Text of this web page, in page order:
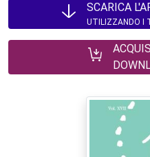
SCARICA
UTILIZZANDO I